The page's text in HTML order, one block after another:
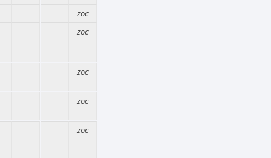
zoc
zoc
zoc
zoc
zoc